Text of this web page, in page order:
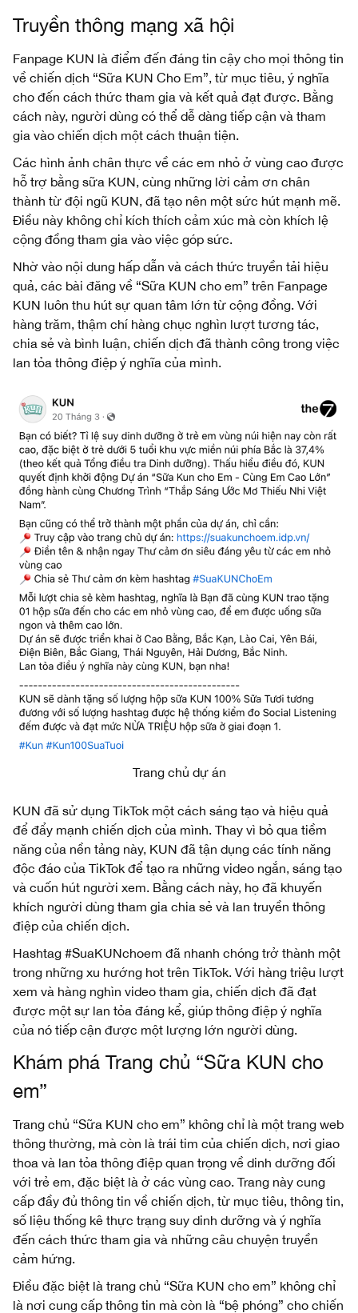
Truyền thông mạng xã hội
Fanpage KUN là điểm đến đáng tin cậy cho mọi thông tin
về chiến dịch “Sữa KUN Cho Em”, từ mục tiêu, ý nghĩa
cho đến cách thức tham gia và kết quả đạt được. Bằng
cách này, người dùng có thể dễ dàng tiếp cận và tham
gia vào chiến dịch một cách thuận tiện.
Các hình ảnh chân thực về các em nhỏ ở vùng cao được
hỗ trợ bằng sữa KUN, cùng những lời cảm ơn chân
thành từ đội ngũ KUN, đã tạo nên một sức hút mạnh mẽ.
Điều này không chỉ kích thích cảm xúc mà còn khích lệ
cộng đồng tham gia vào việc góp sức.
Nhờ vào nội dung hấp dẫn và cách thức truyền tải hiệu
quả, các bài đăng về “Sữa KUN cho em” trên Fanpage
KUN luôn thu hút sự quan tâm lớn từ cộng đồng. Với
hàng trăm, thậm chí hàng chục nghìn lượt tương tác,
chia sẻ và bình luận, chiến dịch đã thành công trong việc
lan tỏa thông điệp ý nghĩa của mình.
Trang chủ dự án
KUN đã sử dụng TikTok một cách sáng tạo và hiệu quả
để đẩy mạnh chiến dịch của mình. Thay vì bỏ qua tiềm
năng của nền tảng này, KUN đã tận dụng các tính năng
độc đáo của TikTok để tạo ra những video ngắn, sáng tạo
và cuốn hút người xem. Bằng cách này, họ đã khuyến
khích người dùng tham gia chia sẻ và lan truyền thông
điệp của chiến dịch.
Hashtag #SuaKUNchoem đã nhanh chóng trở thành một
trong những xu hướng hot trên TikTok. Với hàng triệu lượt
xem và hàng nghìn video tham gia, chiến dịch đã đạt
được một sự lan tỏa đáng kể, giúp thông điệp ý nghĩa
của nó tiếp cận được một lượng lớn người dùng.
Khám phá Trang chủ “Sữa KUN cho
em”
Trang chủ “Sữa KUN cho em” không chỉ là một trang web
thông thường, mà còn là trái tim của chiến dịch, nơi giao
thoa và lan tỏa thông điệp quan trọng về dinh dưỡng đối
với trẻ em, đặc biệt là ở các vùng cao. Trang này cung
cấp đầy đủ thông tin về chiến dịch, từ mục tiêu, thông tin,
số liệu thống kê thực trạng suy dinh dưỡng và ý nghĩa
đến cách thức tham gia và những câu chuyện truyền
cảm hứng.
Điều đặc biệt là trang chủ “Sữa KUN cho em” không chỉ
là nơi cung cấp thông tin mà còn là “bệ phóng” cho chiến